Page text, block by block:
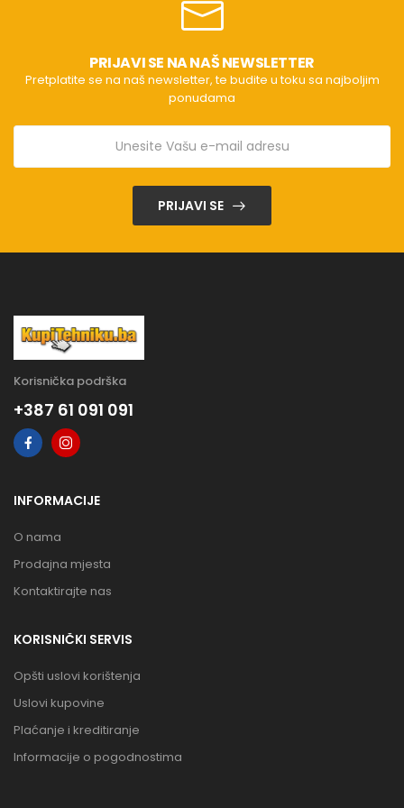
PRIJAVI SE NA NAŠ NEWSLETTER
Pretplatite se na naš newsletter, te budite u toku sa najboljim
ponudama
PRIJAVI SE
Korisnička podrška
+387 61 091 091
INFORMACIJE
O nama
Prodajna mjesta
Kontaktirajte nas
KORISNIČKI SERVIS
Opšti uslovi korištenja
Uslovi kupovine
Plaćanje i kreditiranje
Informacije o pogodnostima